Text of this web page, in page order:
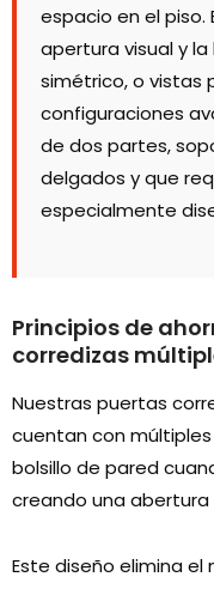
espacio en el piso.
apertura visual y la
simétrico, o vistas
configuraciones
de dos partes,
delgados y que
especialmente
Principios de
corredizas
Nuestras puertas
cuentan con
bolsillo de pared
creando una abertura
Este diseño elimina el